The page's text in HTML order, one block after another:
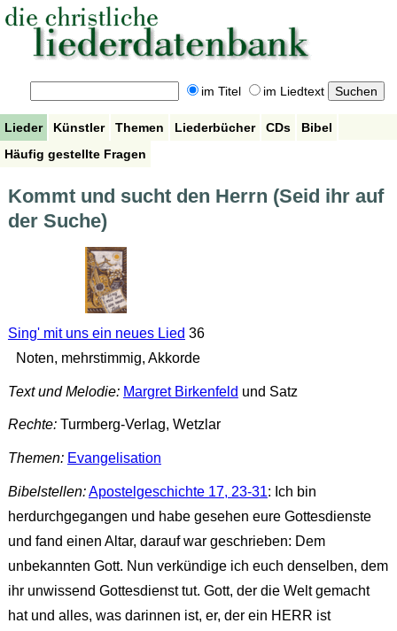
im Titel im Liedtext
Lieder Künstler Themen Liederbücher CDs
Bibel
Häufig gestellte Fragen
Kommt und sucht den Herrn (Seid ihr auf
der Suche)
Sing' mit uns ein neues Lied 36
Noten, mehrstimmig, Akkorde
Text und Melodie: Margret Birkenfeld und Satz
Rechte:Turmberg-Verlag, Wetzlar
Themen: Evangelisation
Bibelstellen:Apostelgeschichte 17, 23-31: Ich bin
herdurchgegangen und habe gesehen eure Gottesdienste
und fand einen Altar, darauf war geschrieben: Dem
unbekannten Gott. Nun verkündige ich euch denselben, dem
ihr unwissend Gottesdienst tut. Gott, der die Welt gemacht
hat und alles, was darinnen ist, er, der ein HERR ist